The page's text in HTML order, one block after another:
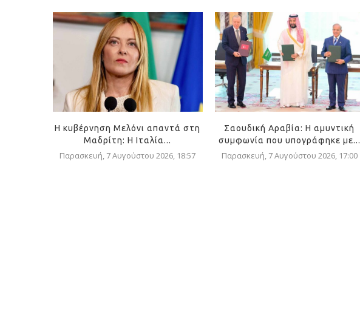
Η κυβέρνηση Μελόνι απαντά στη
Μαδρίτη: Η Ιταλία...
Παρασκευή, 7 Αυγούστου 2026, 18:57
Σαουδική Αραβία: Η αμυντική
συμφωνία που υπογράφηκε με...
Παρασκευή, 7 Αυγούστου 2026, 17:00